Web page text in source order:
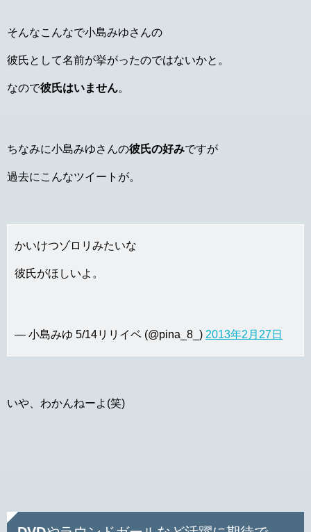
そんなこんなで小島みゆさんの
彼氏として名前が挙がったのではないかと。
なので彼氏はいません。
ちなみに小島みゆさんの彼氏の好みですが
過去にこんなツイートが。
かいけつゾロリみたいな
彼氏がほしいよ。
— 小島みゆ 5/14リリイベ (@pina_8_) 2013年2月27日
いや、わかんねーよ(笑)